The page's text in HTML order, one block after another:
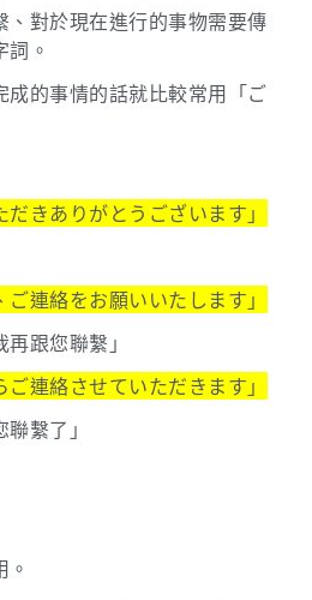
、對於現在進行的事物需要傳
。
的事情的話就比較常用 「ご
だきありがとうございます」
ご連絡をお願いいたします」
跟您聯繫」
ご連絡させていただきます」
繫了」